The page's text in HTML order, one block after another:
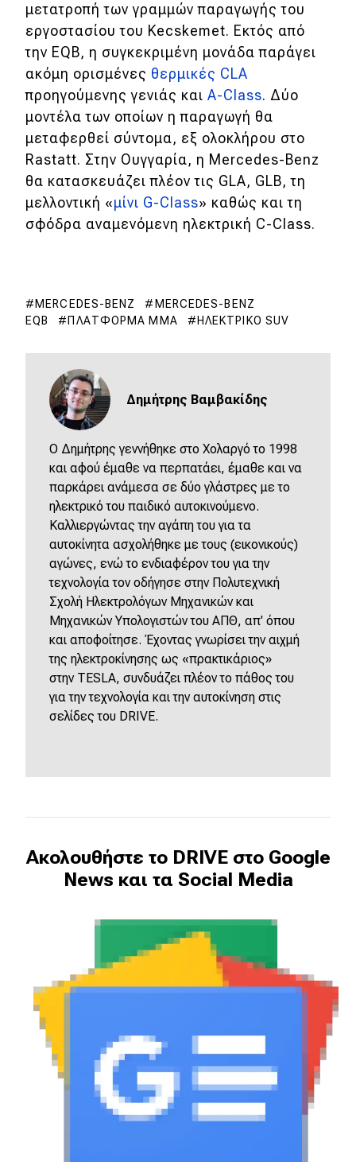
μετατροπή των γραμμών παραγωγής του
εργοστασίου του Kecskemet. Εκτός από
την EQB, η συγκεκριμένη μονάδα παράγει
ακόμη ορισμένες θερμικές CLA
προηγούμενης γενιάς και A-Class. Δύο
μοντέλα των οποίων η παραγωγή θα
μεταφερθεί σύντομα, εξ ολοκλήρου στο
Rastatt. Στην Ουγγαρία, η Mercedes-Benz
θα κατασκευάζει πλέον τις GLA, GLB, τη
μελλοντική «μίνι G-Class» καθώς και τη
σφόδρα αναμενόμενη ηλεκτρική C-Class.
MERCEDES-BENZ
MERCEDES-BENZ
EQB
ΠΛΑΤΦΌΡΜΑ MMA ΗΛΕΚΤΡΙΚΌ SUV
Δημήτρης Βαμβακίδης
Ο Δημήτρης γεννήθηκε στο Χολαργό το 1998
και αφού έμαθε να περπατάει, έμαθε και να
παρκάρει ανάμεσα σε δύο γλάστρες με το
ηλεκτρικό του παιδικό αυτοκινούμενο.
Καλλιεργώντας την αγάπη του για τα
αυτοκίνητα ασχολήθηκε με τους (εικονικούς)
αγώνες, ενώ το ενδιαφέρον του για την
τεχνολογία τον οδήγησε στην Πολυτεχνική
Σχολή Ηλεκτρολόγων Μηχανικών και
Μηχανικών Υπολογιστών του ΑΠΘ, απ' όπου
και αποφοίτησε. Έχοντας γνωρίσει την αιχμή
της ηλεκτροκίνησης ως «πρακτικάριος»
στην TESLA, συνδυάζει πλέον το πάθος του
για την τεχνολογία και την αυτοκίνηση στις
σελίδες του DRIVE.
Ακολουθήστε το DRIVE στο Google
News και τα Social Media